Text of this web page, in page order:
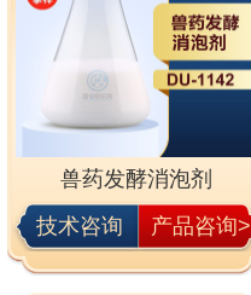
兽药发酵消泡剂
技术咨询
产品咨询>